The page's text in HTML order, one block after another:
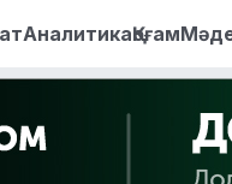
АналитикаҚоғам